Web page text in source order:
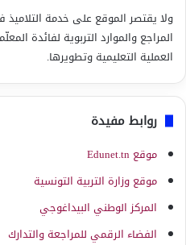
ولا يقتصر الموقع على خدمة
المراجع والموارد التربوية لفائدة
العملية التعليمية وتطويرها.
روابط مفيدة
موقع Edunet.tn
موقع وزارة التربية التونسية
المركز الوطني البيداغوجي
الفضاء الرقمي للمراجعة والتدارك